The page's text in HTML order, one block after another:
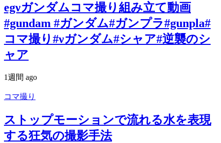
egνガンダムコマ撮り組み立て動画
#gundam #ガンダム#ガンプラ#gunpla#
コマ撮り#νガンダム#シャア#逆襲のシ
ャア
1週間 ago
コマ撮り
ストップモーションで流れる水を表現
する狂気の撮影手法